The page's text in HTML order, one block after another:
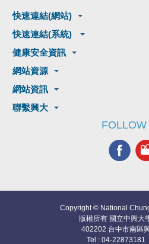
快速連結(網站)
快速連結(系統)
健康安全資訊
網站資源
網站資訊
聯繫興大
Copyright © National
版權所有 國立中興大
402202 台中市南區
Tel : 04-22873181